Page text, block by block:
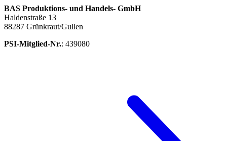
BAS Produktions- und Handels- GmbH
Haldenstraße 13
88287 Grünkraut/Gullen
PSI-Mitglied-Nr.: 439080